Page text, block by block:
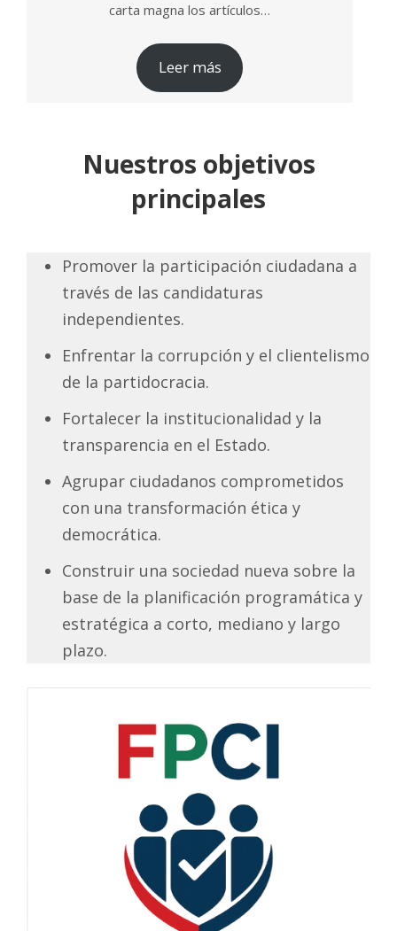
carta magna los artículos…
Leer más
Nuestros objetivos
principales
Promover la participación ciudadana a
través de las candidaturas
independientes.
Enfrentar la corrupción y el clientelismo
de la partidocracia.
Fortalecer la institucionalidad y la
transparencia en el Estado.
Agrupar ciudadanos comprometidos
con una transformación ética y
democrática.
Construir una sociedad nueva sobre la
base de la planificación programática y
estratégica a corto, mediano y largo
plazo.